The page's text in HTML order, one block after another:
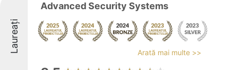
Laureați
Advanced Security Systems
Arată mai multe >>